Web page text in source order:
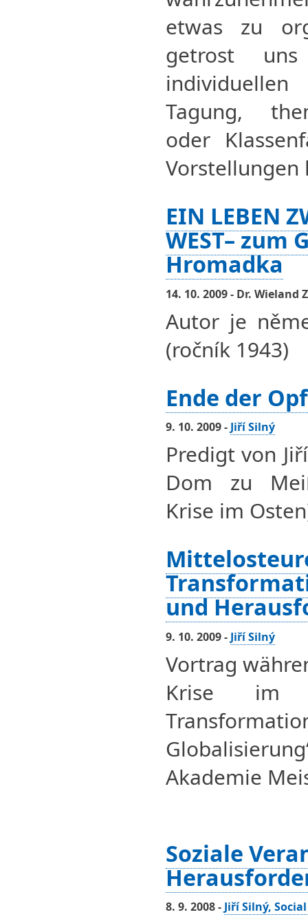
etwas zu
getrost
individuellen
Tagung,
oder
Vorstellungen
EIN LEBEN
WEST– zum
Hromadka
14. 10. 2009 - Dr. Wieland
Autor je
(ročník 1943)
Ende der
9. 10. 2009 - Jiří Silný
Predigt von
Dom zu
Krise im
und
9. 10. 2009 - Jiří Silný
Vortrag
Krise im
Akademie
Soziale
8. 9. 2008 - Jiří Silný,